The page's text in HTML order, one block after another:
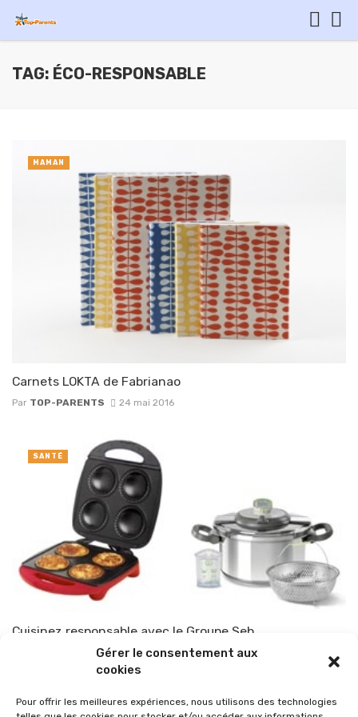
Gérer le consentement aux
cookies
Pour offrir les meilleures expériences, nous utilisons des technologies
TAG: ÉCO-RESPONSABLE
Carnets LOKTA de Fabrianao
Par TOP-PARENTS 24 mai 2016
MAMAN
Cuisinez responsable avec le Groupe Seb
TOP-PARENTS 27 avril 2011
SANTÉ